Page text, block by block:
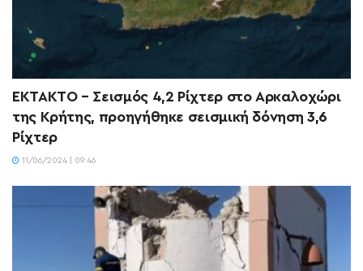
ΕΚΤΑΚΤΟ – Σεισμός 4,2 Ρίχτερ στο Αρκαλοχώρι
της Κρήτης, προηγήθηκε σεισμική δόνηση 3,6
Ρίχτερ
11/06/2024 | 09:46